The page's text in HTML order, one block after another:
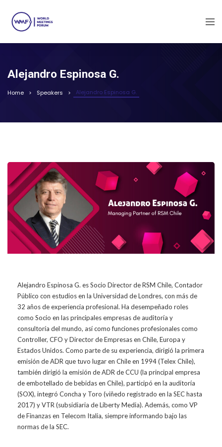
Alejandro Espinosa G.
Home Speakers Alejandro Espinosa G.
Alejandro Espinosa G. es Socio Director de RSM Chile, Contador
Público con estudios en la Universidad de Londres, con más de
32 años de experiencia profesional. Ha desempeñado roles
como Socio en las principales empresas de auditoría y
consultoría del mundo, así como funciones profesionales como
Controller, CFO y Director de Empresas en Chile, Europa y
Estados Unidos. Como parte de su experiencia, dirigió la primera
emisión de ADR que tuvo lugar en Chile en 1994 (Telex Chile),
también dirigió la emisión de ADR de CCU (la principal empresa
de embotellado de bebidas en Chile), participó en la auditoría
(SOX), integró Concha y Toro (viñedo registrado en la SEC hasta
2017) y VTR (subsidiaria de Liberty Media). Además, como VP
de Finanzas en Telecom Italia, siempre informando bajo las
normas de la SEC.